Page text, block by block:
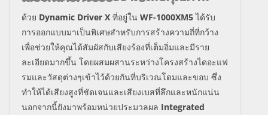
ด้วย Dynamic Driver X ที่อยู่ใน WF-1000XM5 ได้รับ
การออกแบบมาเป็นพิเศษสำหรับการสร้างความถี่ที่กว้าง
เพื่อช่วยให้คุณได้สัมผัสกับเสียงร้องที่เต็มอิ่มและมีราย
ละเอียดมากขึ้น โดยผสมผสานระหว่างโครงสร้างไดอะแฟ
รมและวัสดุต่างๆเข้าไว้ด้วยกันที่บริเวณโดมและขอบ ซึ่ง
ทำให้ได้เสียงสูงที่ชัดเจนและเสียงเบสที่ลึกและหนักแน่น
นอกจากนี้ยังมาพร้อมหน่วยประมวลผล Integrated